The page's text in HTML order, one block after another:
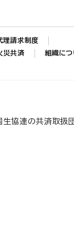
理請求制度
災共済 組織につ